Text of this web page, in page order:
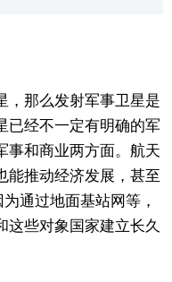
，那么发射军事卫星是
已经不一定有明确的军
事和商业两方面。航天
能推动经济发展，甚至
通过地面基站网等，
这些对象国家建立长久